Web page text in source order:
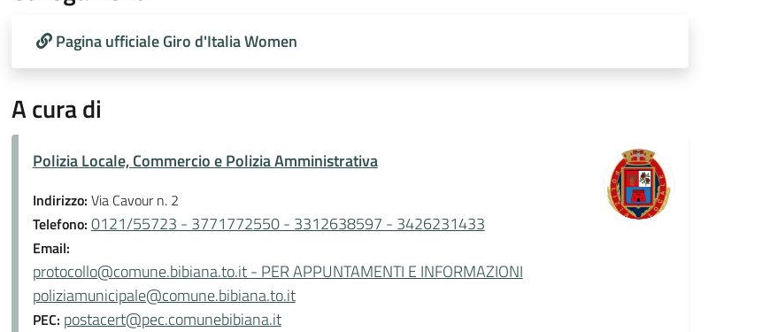
Pagina ufficiale Giro d'Italia Women
A cura di
Polizia Locale, Commercio e Polizia Amministrativa
Indirizzo: Via Cavour n. 2
Telefono: 0121/55723 - 3771772550 - 3312638597 - 3426231433
Email:
protocollo@comune.bibiana.to.it - PER APPUNTAMENTI E INFORMAZIONI
poliziamunicipale@comune.bibiana.to.it
PEC: postacert@pec.comunebibiana.it